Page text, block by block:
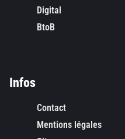
Digital
BtoB
Infos
Contact
Mentions légales